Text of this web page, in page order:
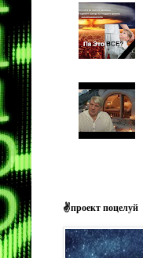
✌проект поцелуй